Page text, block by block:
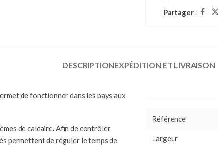
Partager :
DESCRIPTIONEXPÉDITION ET LIVRAISON
de fonctionner dans les pays aux
de calcaire. Afin de contrôler
permettent de réguler le temps de
Référence
Largeur